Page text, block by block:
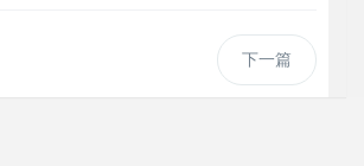
下一篇